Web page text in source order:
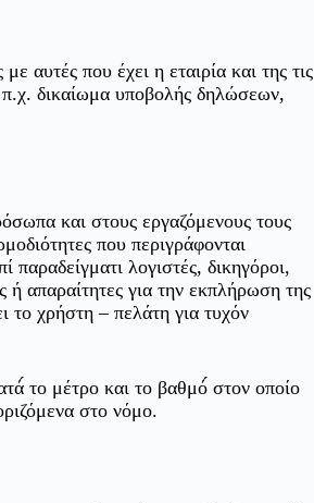
αυτές που έχει η εταιρία και της τις
δικαίωμα υποβολής δηλώσεων,
και στους εργαζόμενους τους
που περιγράφονται
παραδείγματι λογιστές, δικηγόροι,
ή απαραίτητες για την εκπλήρωση της
το χρήστη – πελάτη για τυχόν
το μέτρο και το βαθμό́ στον οποίο
στο νόμο.